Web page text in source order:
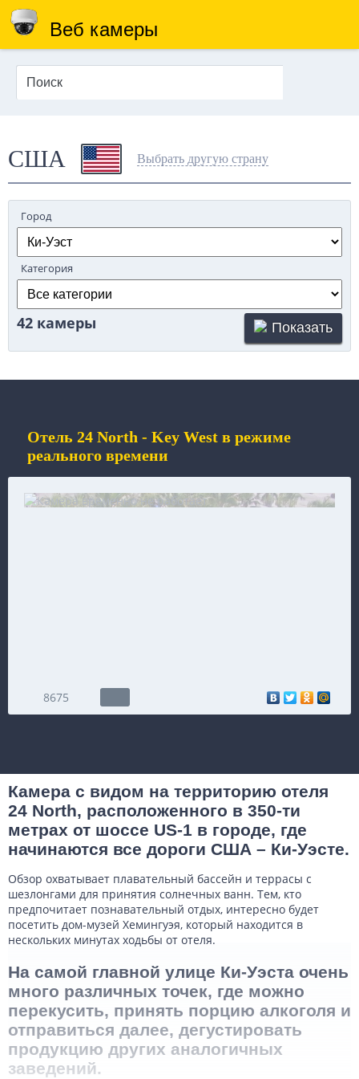
Веб камеры
США Выбрать другую страну
Город
Категория
42 камеры Показать
Отель 24 North - Key West в режиме
реального времени
8675
Камера с видом на территорию отеля
24 North, расположенного в 350-ти
метрах от шоссе US-1 в городе, где
начинаются все дороги США – Ки-Уэсте.
Обзор охватывает плавательный бассейн и террасы с
шезлонгами для принятия солнечных ванн. Тем, кто
предпочитает познавательный отдых, интересно будет
посетить дом-музей Хемингуэя, который находится в
нескольких минутах ходьбы от отеля.
На самой главной улице Ки-Уэста очень
много различных точек, где можно
перекусить, принять порцию алкоголя и
отправиться далее, дегустировать
продукцию других аналогичных
заведений.